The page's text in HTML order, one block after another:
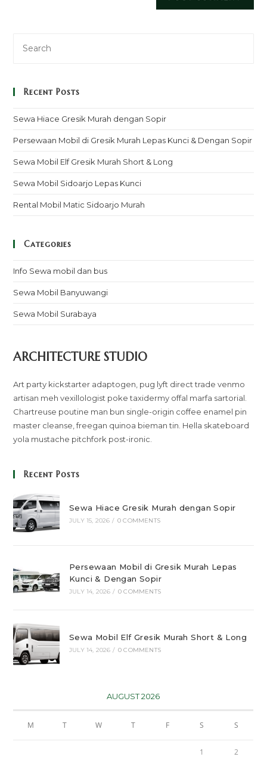
Recent Posts
Sewa Hiace Gresik Murah dengan Sopir
Persewaan Mobil di Gresik Murah Lepas Kunci & Dengan Sopir
Sewa Mobil Elf Gresik Murah Short & Long
Sewa Mobil Sidoarjo Lepas Kunci
Rental Mobil Matic Sidoarjo Murah
Categories
Info Sewa mobil dan bus
Sewa Mobil Banyuwangi
Sewa Mobil Surabaya
ARCHITECTURE STUDIO
Art party kickstarter adaptogen, pug lyft direct trade venmo
artisan meh vexillologist poke taxidermy offal marfa sartorial.
Chartreuse poutine man bun single-origin coffee enamel pin
master cleanse, freegan quinoa bieman tin. Hella skateboard
yola mustache pitchfork post-ironic.
Recent Posts
Sewa Hiace Gresik Murah dengan Sopir
JULY 15, 2026 / 0 COMMENTS
Persewaan Mobil di Gresik Murah Lepas
Kunci & Dengan Sopir
JULY 14, 2026 / 0 COMMENTS
Sewa Mobil Elf Gresik Murah Short & Long
JULY 14, 2026 / 0 COMMENTS
AUGUST 2026
M T W T F S S
1 2